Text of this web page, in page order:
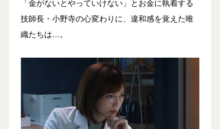
「金がないとやっていけない」とお金に執着する
技師長・小野寺の心変わりに、違和感を覚えた唯
織たちは…。